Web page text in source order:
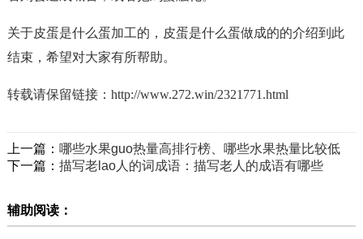
关于皮蛋是什么蛋加工的，皮蛋是什么蛋做成的的介绍到此
结束，希望对大家有所帮助。
转载请保留链接： http://www.272.win/2321771.html
上一篇： 哪些水果guo热量高排行榜、哪些水果热量比较低
下一篇： 描写老lao人的词成语：描写老人的成语有哪些
辅助阅读：